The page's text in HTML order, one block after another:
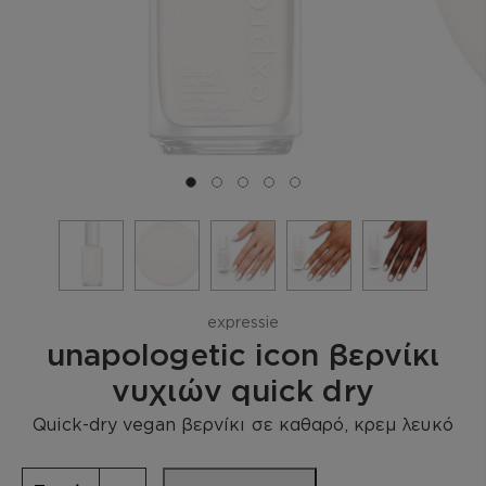
Μετάβαση σε διαφάνεια 0
Μετάβαση σε διαφάνεια 1
Μετάβαση σε διαφάνεια 2
Μετάβαση σε διαφάνεια 3
Μετάβαση σε διαφάνεια 4
expressie
unapologetic icon βερνίκι
νυχιών quick dry
Quick-dry vegan βερνίκι σε καθαρό, κρεμ λευκό